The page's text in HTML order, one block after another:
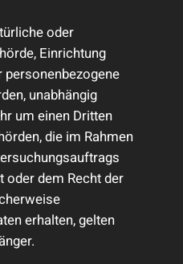
oder
Einrichtung
personenbezogene
unabhängig
um einen Dritten
die im Rahmen
oder dem Recht der
erhalten, gelten